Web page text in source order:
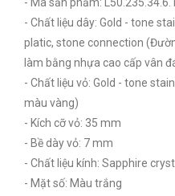
- Mã sản phẩm: L50.235.34.6.1
- Chất liệu dây: Gold - tone
platic, stone connection
làm bằng nhựa cao cấp vân
- Chất liệu vỏ: Gold - tone
màu vàng)
- Kích cỡ vỏ: 35 mm
- Bề dày vỏ: 7 mm
- Chất liệu kính: Sapphire
- Mặt số: Màu trắng